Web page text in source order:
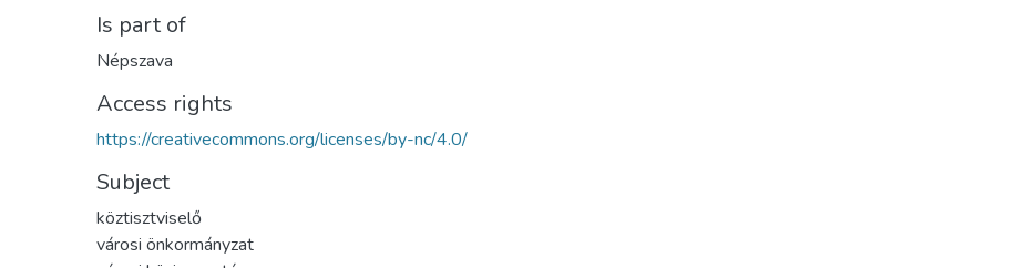
Is part of
Népszava
Access rights
https://creativecommons.org/licenses/by-nc/4.0/
Subject
köztisztviselő
városi önkormányzat